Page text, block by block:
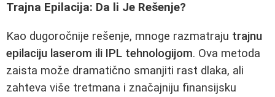
Trajna Epilacija: Da li Je Rešenje?
Kao dugoročnije rešenje, mnoge razmatraju trajnu
epilaciju laserom ili IPL tehnologijom. Ova metoda
zaista može dramatično smanjiti rast dlaka, ali
zahteva više tretmana i značajniju finansijsku